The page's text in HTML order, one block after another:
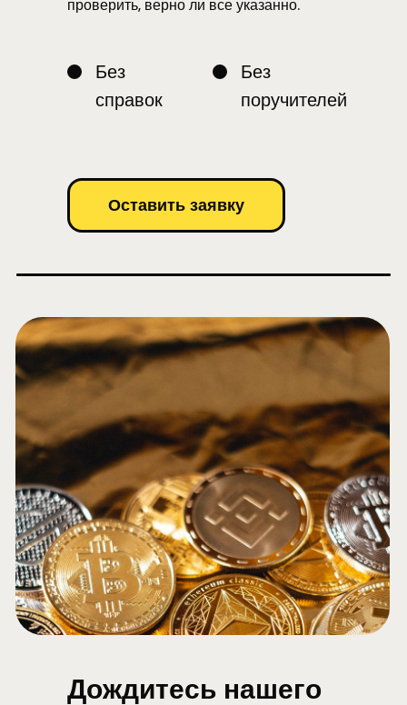
проверить, верно ли все указанно.
Оставить заявку
Без
справок
Без
поручителей
Дождитесь нашего